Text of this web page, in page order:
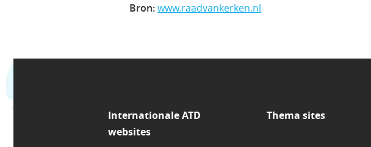
Bron:www.raadvankerken.nl
Internationale ATD
websites
Thema sites